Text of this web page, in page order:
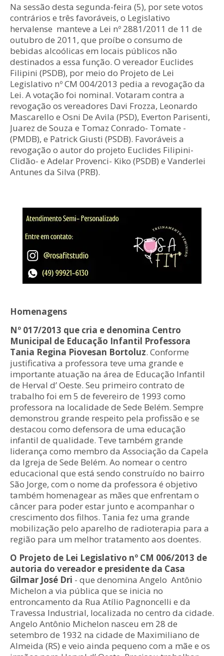
Na sessão desta segunda-feira (5), por sete votos
contrários e três favoráveis, o Legislativo
hervalense manteve a Lei nº 2881/2011 de 11 de
outubro de 2011, que proíbe o consumo de
bebidas alcoólicas em locais públicos não
destinados a essa função. O vereador Euclides
Filipini (PSDB), por meio do Projeto de Lei
Legislativo nº CM 004/2013 pedia a revogação da
Lei. A votação foi nominal. Votaram contra a
revogação os vereadores Davi Frozza, Leonardo
Mascarello e Osni De Avila (PSD), Everton Parisenti,
Juarez de Souza e Tomaz Conrado- Tomate -
(PMDB), e Patrick Giusti (PSDB). Favoráveis a
revogação o autor do projeto Euclides Filipini-
Clidão- e Adelar Provenci- Kiko (PSDB) e Vanderlei
Antunes da Silva (PRB).
Homenagens
Nº 017/2013 que cria e denomina Centro
Municipal de Educação Infantil Professora
Tania Regina Piovesan Bortoluz. Conforme
justificativa a professora teve uma grande e
importante atuação na área de Educação Infantil
de Herval d’ Oeste. Seu primeiro contrato de
trabalho foi em 5 de fevereiro de 1993 como
professora na localidade de Sede Belém. Sempre
demonstrou grande respeito pela profissão e se
destacou como defensora de uma educação
infantil de qualidade. Teve também grande
liderança como membro da Associação da Capela
da Igreja de Sede Belém. Ao nomear o centro
educacional que está sendo construído no bairro
São Jorge, com o nome da professora é objetivo
também homenagear as mães que enfrentam o
câncer para poder estar junto e acompanhar o
crescimento dos filhos. Tania fez uma grande
mobilização pelo aparelho de radioterapia para a
região para um melhor tratamento aos doentes.
O Projeto de Lei Legislativo nº CM 006/2013 de
autoria do vereador e presidente da Casa
Gilmar José Dri - que denomina Angelo Antônio
Michelon a via pública que se inicia no
entroncamento da Rua Atílio Pagnoncelli e da
Travessa Industrial, localizada no centro da cidade.
Angelo Antônio Michelon nasceu em 28 de
setembro de 1932 na cidade de Maximiliano de
Almeida (RS) e veio ainda pequeno com a mãe e os